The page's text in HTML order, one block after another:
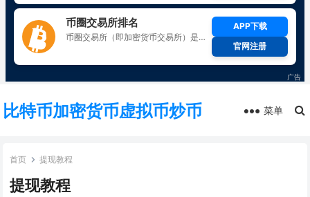
比特币加密货币虚拟币炒币 菜单
首页 提现教程
提现教程